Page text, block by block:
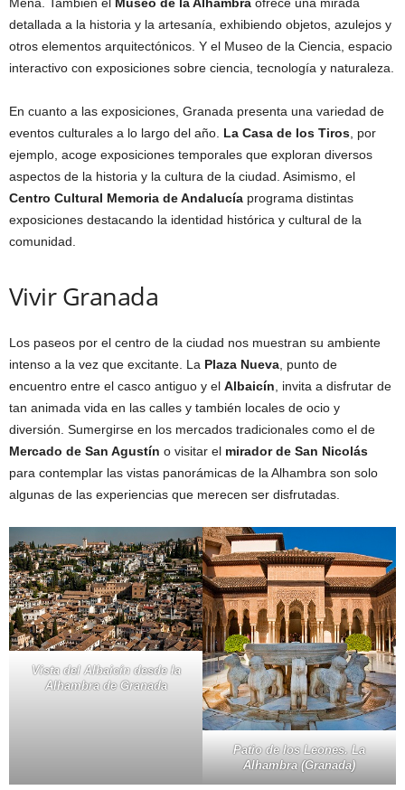
Mena. También el Museo de la Alhambra ofrece una mirada
detallada a la historia y la artesanía, exhibiendo objetos, azulejos y
otros elementos arquitectónicos. Y el Museo de la Ciencia, espacio
interactivo con exposiciones sobre ciencia, tecnología y naturaleza.
En cuanto a las exposiciones, Granada presenta una variedad de
eventos culturales a lo largo del año. La Casa de los Tiros, por
ejemplo, acoge exposiciones temporales que exploran diversos
aspectos de la historia y la cultura de la ciudad. Asimismo, el
Centro Cultural Memoria de Andalucía programa distintas
exposiciones destacando la identidad histórica y cultural de la
comunidad.
Vivir Granada
Los paseos por el centro de la ciudad nos muestran su ambiente
intenso a la vez que excitante. La Plaza Nueva, punto de
encuentro entre el casco antiguo y el Albaicín, invita a disfrutar de
tan animada vida en las calles y también locales de ocio y
diversión. Sumergirse en los mercados tradicionales como el de
Mercado de San Agustín o visitar el mirador de San Nicolás
para contemplar las vistas panorámicas de la Alhambra son solo
algunas de las experiencias que merecen ser disfrutadas.
Vista del Albaicín desde la
Alhambra de Granada
Patio de los Leones. La
Alhambra (Granada)